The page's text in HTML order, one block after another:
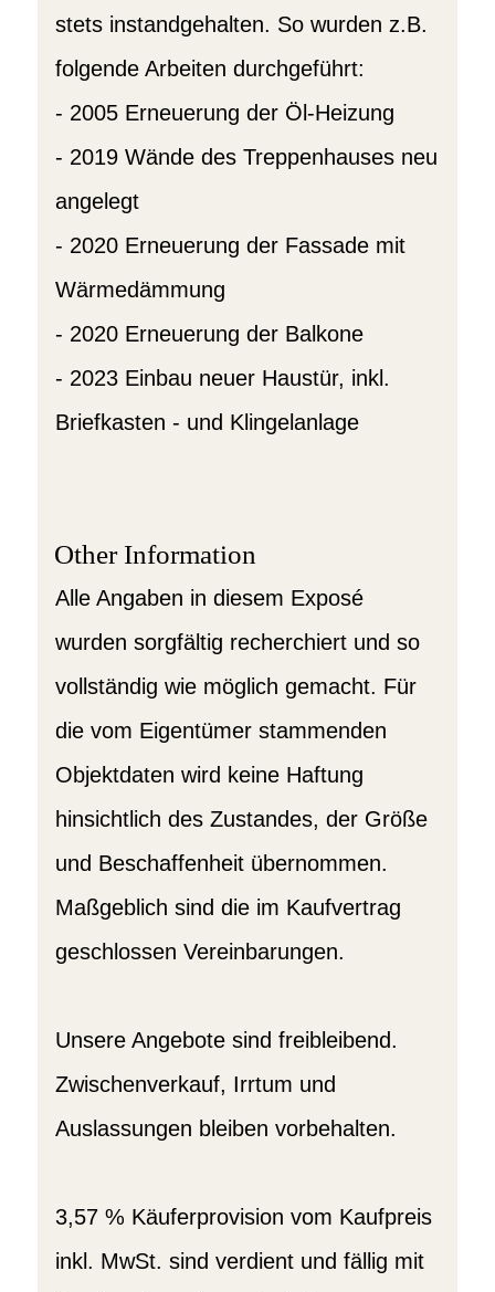
stets instandgehalten. So wurden z.B.
folgende Arbeiten durchgeführt:
- 2005 Erneuerung der Öl-Heizung
- 2019 Wände des Treppenhauses neu
angelegt
- 2020 Erneuerung der Fassade mit
Wärmedämmung
- 2020 Erneuerung der Balkone
- 2023 Einbau neuer Haustür, inkl.
Briefkasten - und Klingelanlage
Other Information
Alle Angaben in diesem Exposé
wurden sorgfältig recherchiert und so
vollständig wie möglich gemacht. Für
die vom Eigentümer stammenden
Objektdaten wird keine Haftung
hinsichtlich des Zustandes, der Größe
und Beschaffenheit übernommen.
Maßgeblich sind die im Kaufvertrag
geschlossen Vereinbarungen.
Unsere Angebote sind freibleibend.
Zwischenverkauf, Irrtum und
Auslassungen bleiben vorbehalten.
3,57 % Käuferprovision vom Kaufpreis
inkl. MwSt. sind verdient und fällig mit